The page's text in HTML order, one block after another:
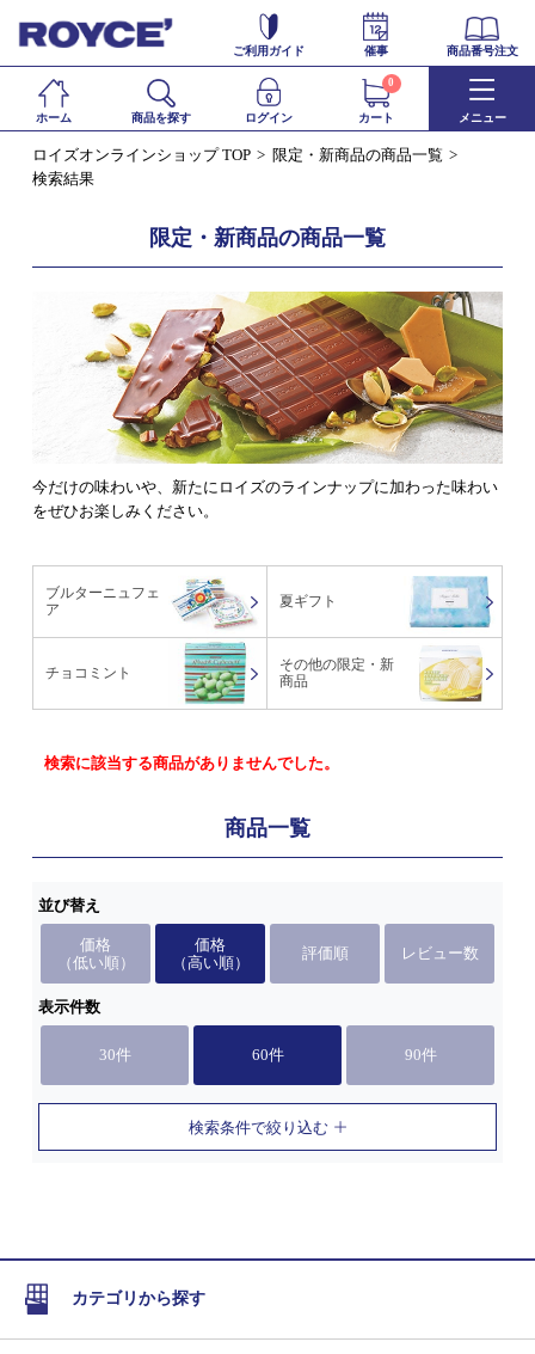
ご利用ガイド 催事 商品番号注文
ホーム 商品を探す ログイン カート
0
メニュー
ロイズオンラインショップ TOP
限定・新商品の商品一覧
検索結果
限定・新商品の商品一覧
今だけの味わいや、新たにロイズのラインナップに加わった味わい
をぜひお楽しみください。
ブルターニュフェ
ア
夏ギフト
チョコミント
その他の限定・新
商品
検索に該当する商品がありませんでした。
商品一覧
並び替え
価格
（低い順）
価格
（高い順）
評価順 レビュー数
表示件数
30件 60件 90件
検索条件で絞り込む
カテゴリから探す